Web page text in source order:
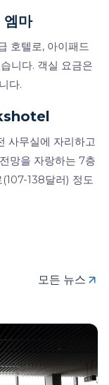
엠마
호텔로, 아이패드
니다. 객실 요금은
다.
무실에 자리하고
망을 자랑하는 7층
138달러) 정도
모든 뉴스